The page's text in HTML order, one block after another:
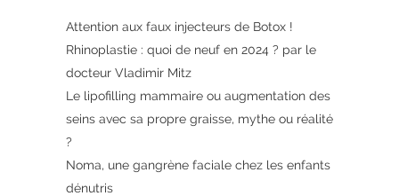
Attention aux faux injecteurs de Botox !
Rhinoplastie : quoi de neuf en 2024 ? par le
docteur Vladimir Mitz
Le lipofilling mammaire ou augmentation des
seins avec sa propre graisse, mythe ou réalité
?
Noma, une gangrène faciale chez les enfants
dénutris